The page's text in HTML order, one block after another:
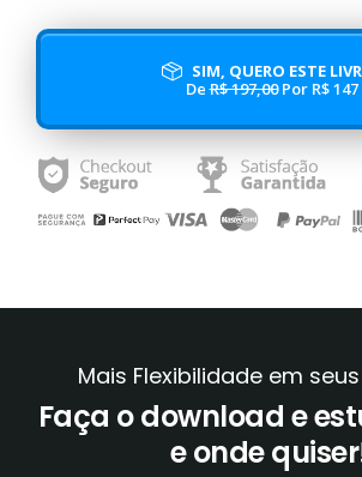
SIM, QUERO ESTE
DeR$ 197,00Por R$ 147
Mais Flexibilidade em
Faça o download e
e onde